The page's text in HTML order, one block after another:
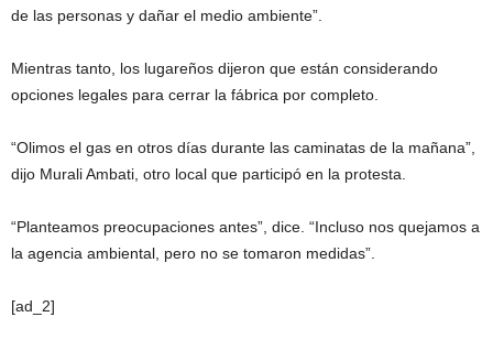
de las personas y dañar el medio ambiente”.
Mientras tanto, los lugareños dijeron que están considerando
opciones legales para cerrar la fábrica por completo.
“Olimos el gas en otros días durante las caminatas de la mañana”,
dijo Murali Ambati, otro local que participó en la protesta.
“Planteamos preocupaciones antes”, dice. “Incluso nos quejamos a
la agencia ambiental, pero no se tomaron medidas”.
[ad_2]